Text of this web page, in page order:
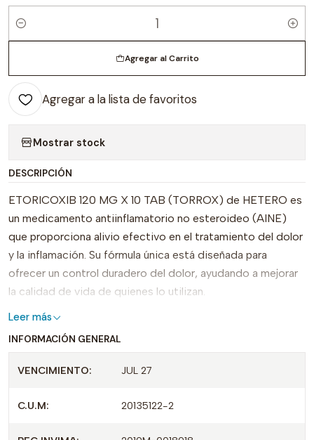
Cantidad
Agregar al Carrito
Agregar a la lista de favoritos
Mostrar stock
DESCRIPCIÓN
ETORICOXIB 120 MG X 10 TAB (TORROX) de HETERO es
un medicamento antiinflamatorio no esteroideo (AINE)
que proporciona alivio efectivo en el tratamiento del dolor
y la inflamación. Su fórmula única está diseñada para
ofrecer un control duradero del dolor, ayudando a mejorar
la calidad de vida de quienes lo utilizan.
Este producto, registrado bajo el INVIMA 2019M-
0018897, presenta una dosis concentrada de 120 mg por
tratamiento potente y efectivo. La presentación en
lo que permite un uso práctico y cómodo.
Leer más
INFORMACIÓN GENERAL
VENCIMIENTO: JUL 27
C.U.M: 20135122-2